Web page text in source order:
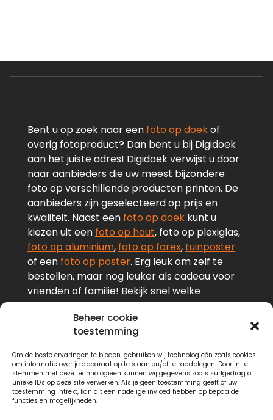
Beheer cookie
toestemming
Om de beste ervaringen te bieden, gebruiken wij technologieën zoals cookies
om informatie over je apparaat op te slaan en/of te raadplegen. Door in te
stemmen met deze technologieën kunnen wij gegevens zoals surfgedrag of
unieke ID's op deze site verwerken. Als je geen toestemming geeft of uw
toestemming intrekt, kan dit een nadelige invloed hebben op bepaalde
functies en mogelijkheden.
Bent u op zoek naar een foto op doekof
overig fotoproduct? Dan bent u bij Digidoek
aan het juiste adres! Digidoek verwijst u door
naar aanbieders die uw meest bijzondere
foto op verschillende producten printen. De
aanbieders zijn geselecteerd op prijs en
kwaliteit. Naast een foto op doek kunt u
kiezen uit een foto op hout, foto op plexiglas,
foto op aluminium, foto op forex, tuinposter
of een foto op poster. Erg leuk om zelf te
bestellen, maar nog leuker als cadeau voor
vrienden of familie! Bekijk snel welke
producten wij allemaal op onze website laten
Links:
Fotogeschenken.nl
Watervilla.nl